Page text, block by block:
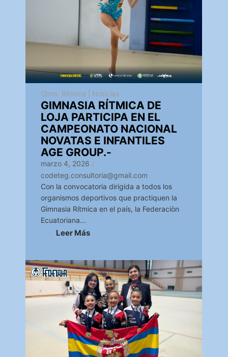
Gimn. Rítmica Noticias
GIMNASIA RÍTMICA DE
LOJA PARTICIPA EN EL
CAMPEONATO NACIONAL
NOVATAS E INFANTILES
AGE GROUP.-
marzo 4, 2026 /
codeteg.consultoria@gmail.com
Con la convocatoria dirigida a todos los
organismos deportivos que practiquen la
Gimnasia Rítmica en el país, la Federaciòn
Ecuatoriana...
Leer Más